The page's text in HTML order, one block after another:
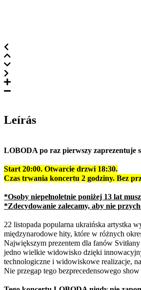
Leírás
LOBODA po raz pierwszy zaprezentuje
Start 20:00. Otwarcie drzwi 18:30.
Czas trwania koncertu 2 godziny. Bez
*Osoby niepełnoletnie poniżej 13 lat
*Zdecydowanie zalecamy, aby nie
22 listopada popularna ukraińska artystka
międzynarodowe hity, które w różnych
Największym prezentem dla fanów
jedno wielkie widowisko dzięki
technologiczne i widowiskowe realizacje,
Nie przegap tego bezprecedensowego